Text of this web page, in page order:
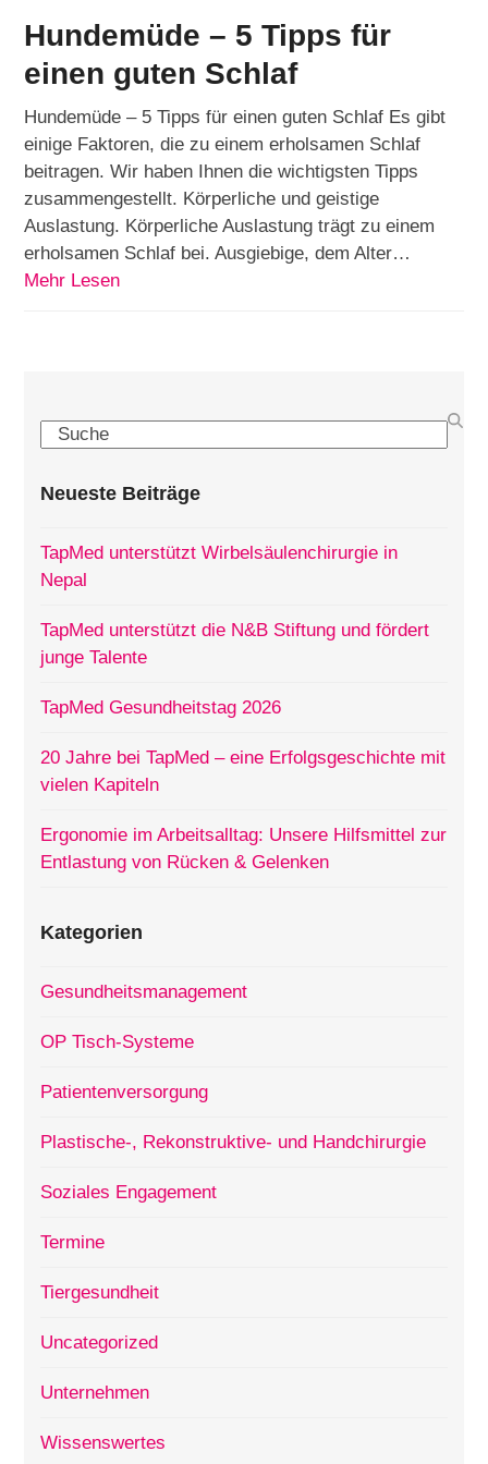
Hundemüde – 5 Tipps für
einen guten Schlaf
Hundemüde – 5 Tipps für einen guten Schlaf Es gibt
einige Faktoren, die zu einem erholsamen Schlaf
beitragen. Wir haben Ihnen die wichtigsten Tipps
zusammengestellt. Körperliche und geistige
Auslastung. Körperliche Auslastung trägt zu einem
erholsamen Schlaf bei. Ausgiebige, dem Alter…
Mehr Lesen
Search
Neueste Beiträge
TapMed unterstützt Wirbelsäulenchirurgie in
Nepal
TapMed unterstützt die N&B Stiftung und fördert
junge Talente
TapMed Gesundheitstag 2026
20 Jahre bei TapMed – eine Erfolgsgeschichte mit
vielen Kapiteln
Ergonomie im Arbeitsalltag: Unsere Hilfsmittel zur
Entlastung von Rücken & Gelenken
Kategorien
Gesundheitsmanagement
OP Tisch-Systeme
Patientenversorgung
Plastische-, Rekonstruktive- und Handchirurgie
Soziales Engagement
Termine
Tiergesundheit
Uncategorized
Unternehmen
Wissenswertes